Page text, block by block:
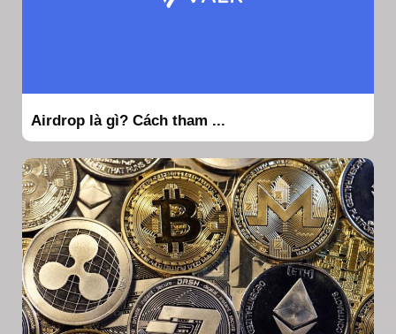
Airdrop là gì? Cách tham ...